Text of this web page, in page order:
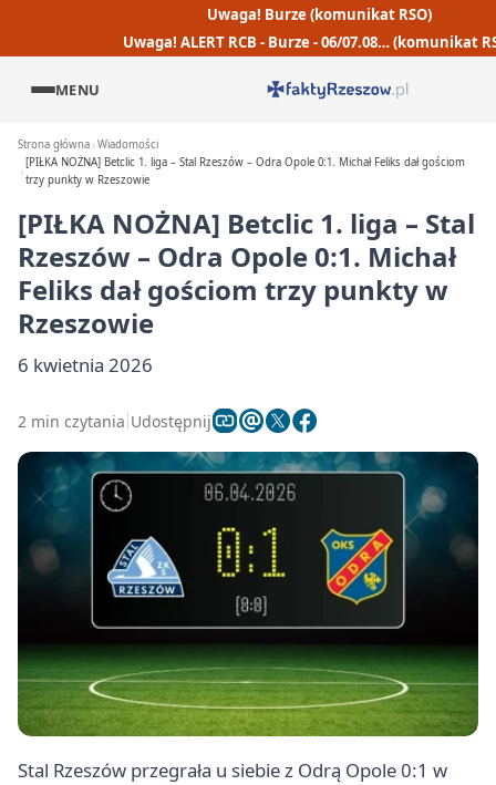
Uwaga! Burze (komunikat RSO)
Uwaga! ALERT RCB - Burze - 06/07.08… (komunikat
MENU
Strona główna Wiadomości
[PIŁKA NOŻNA] Betclic 1. liga – Stal Rzeszów – Odra Opole 0:1. Michał Feliks dał gościom
trzy punkty w Rzeszowie
[PIŁKA NOŻNA] Betclic 1. liga – Stal
Rzeszów – Odra Opole 0:1. Michał
Feliks dał gościom trzy punkty w
Rzeszowie
6 kwietnia 2026
2 min czytania Udostępnij
Stal Rzeszów przegrała u siebie z Odrą Opole0:1 w